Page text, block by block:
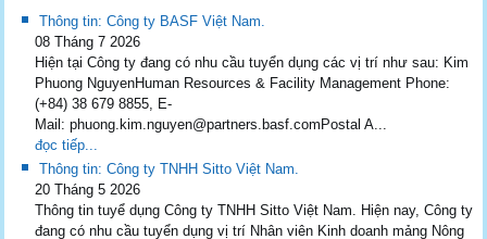
Thông tin: Công ty BASF Việt Nam.
08 Tháng 7 2026
Hiện tại Công ty đang có nhu cầu tuyển dụng các vị trí như sau: Kim
Phuong NguyenHuman Resources & Facility Management Phone:
(+84) 38 679 8855, E-
Mail: phuong.kim.nguyen@partners.basf.comPostal A...
đọc tiếp...
Thông tin: Công ty TNHH Sitto Việt Nam.
20 Tháng 5 2026
Thông tin tuyể dụng Công ty TNHH Sitto Việt Nam. Hiện nay, Công ty
đang có nhu cầu tuyển dụng vị trí Nhân viên Kinh doanh mảng Nông